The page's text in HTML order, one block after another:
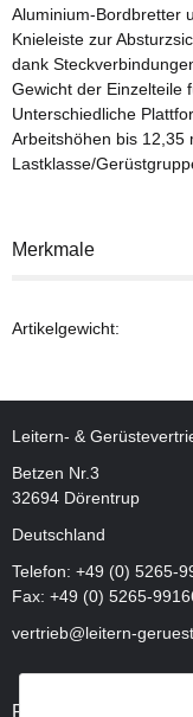
Aluminium-Bordbretter
Knieleiste zur
dank
Gewicht der Einzelteile
Unterschiedliche
Arbeitshöhen bis 12,35
Lastklasse/
Merkmale
Artikelgewicht:
Leitern- &
Betzen Nr.3
32694 Dörentrup
Deutschland
Telefon: +49 (0) 5265-
Fax: +49 (0) 5265-
vertrieb@leitern-
Rechtliches